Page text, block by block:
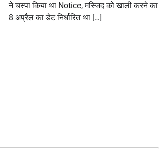
ने चस्पा किया था Notice, मस्जिद को खाली करने का
8 अप्रैल का डेट निर्धारित था […]